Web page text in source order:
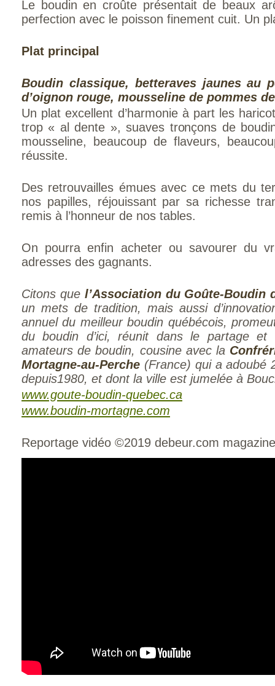
Le boudin en croûte présentait de beaux
perfection avec le poisson finement cuit. Un
Plat principal
Boudin classique, betteraves jaunes au
d’oignon rouge, mousseline de pommes
Un plat excellent d’harmonie à part les
trop « al dente », suaves tronçons de
mousseline, beaucoup de flaveurs,
réussite.
Des retrouvailles émues avec ce mets du
nos papilles, réjouissant par sa richesse
remis à l’honneur de nos tables.
On pourra enfin acheter ou savourer du
adresses des gagnants.
Citons que l’Association du Goûte-Boudin
un mets de tradition, mais aussi
annuel du meilleur boudin québécois,
du boudin d’ici, réunit dans le partage et
amateurs de boudin, cousine avec la
Mortagne-au-Perche (France) qui a adoubé
depuis1980, et dont la ville est jumelée à
www.goute-boudin-quebec.ca
www.boudin-mortagne.com
Reportage vidéo ©2019 debeur.com magazine